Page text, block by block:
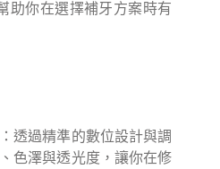
助你在選擇補牙方案時有
透過精準的數位設計與調
色澤與透光度，讓你在修